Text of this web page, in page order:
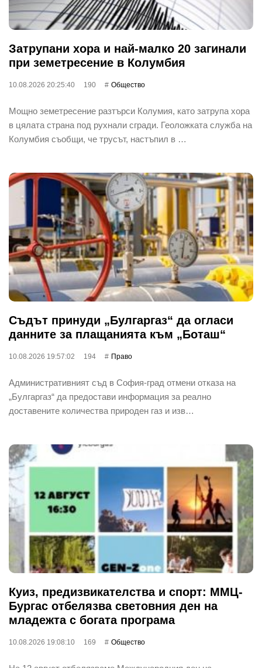
Затрупани хора и най-малко 20 загинали
при земетресение в Колумбия
10.08.2026 20:25:40 190 Общество
Мощно земетресение разтърси Колумия, като затрупа хора
в цялата страна под рухнали сгради. Геоложката служба на
Колумбия съобщи, че трусът, настъпил в …
Съдът принуди „Булгаргаз“ да огласи
данните за плащанията към „Боташ“
10.08.2026 19:57:02 194 Право
Административният съд в София-град отмени отказа на
„Булгаргаз“ да предостави информация за реално
доставените количества природен газ и изв…
Куиз, предизвикателства и спорт: ММЦ-
Бургас отбелязва световния ден на
младежта с богата програма
10.08.2026 19:08:10 169 Общество